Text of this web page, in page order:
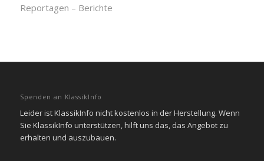
Reportagen – Berichte
Spenden an KlassikInfo
Leider ist KlassikInfo nicht kostenlos in der Herstellung. Wenn
Sie KlassikInfo unterstützen, hilft uns das, das Angebot zu
erhalten und auszubauen.